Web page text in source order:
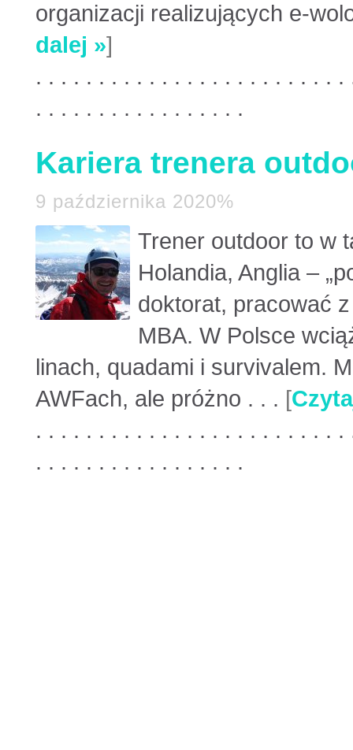
organizacji realizujących e-
dalej »]
. . . . . . . . . . . . . . . . . . . . . . . .
. . . . . . . . . . . . . . . . .
Kariera trenera
9 października 2020%
Trener outdoor to w
Holandia, Anglia –
doktorat, pracować
MBA. W Polsce
linach, quadami i survivalem.
AWFach, ale próżno . . . [
. . . . . . . . . . . . . . . . . . . . . . . .
. . . . . . . . . . . . . . . . .